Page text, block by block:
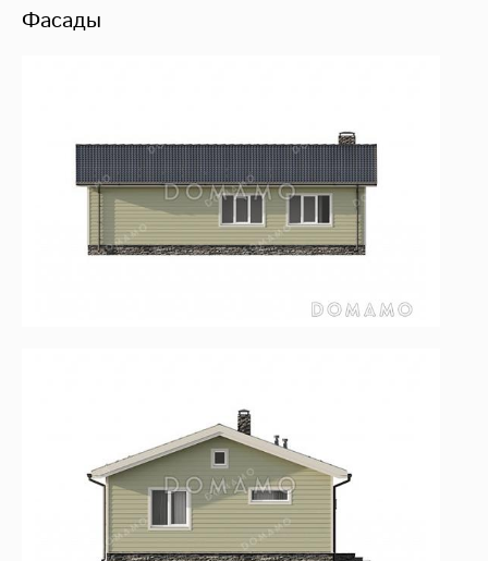
Фасады